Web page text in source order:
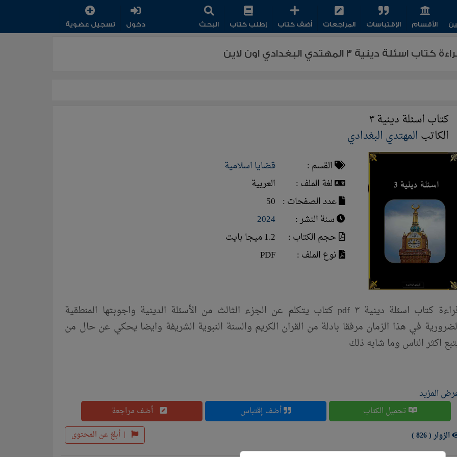
الأقسام الإقتباسات المراجعات أضف كتاب إطلب كتاب البحث دخول تسجيل عضوية
كتاب اسئلة دينية ٣ المهتدي البغدادي اون لاين
كتاب اسئلة دينية ٣
الكاتب المهتدي البغدادي
القسم :
قضايا اسلامية
لغة الملف :
العربية
عدد الصفحات : 50
سنة النشر :
2024
حجم الكتاب :
1.2 ميجا بايت
نوع الملف :
PDF
قراءة كتاب اسئلة دينية ٣ pdf كتاب يتكلم عن الجزء الثالث من الأسئلة الدينية واجوبتها المنطقية
في هذا الزمان مرفقا بادلة من القران الكريم والسنة النبوية الشريفة وايضا يحكي عن حال من
اكثر الناس وما شابه ذلك
المزيد
تحميل الكتاب أضف إقتباس أضف مراجعة
| أبلغ عن المحتوى الزوار ( 826 )